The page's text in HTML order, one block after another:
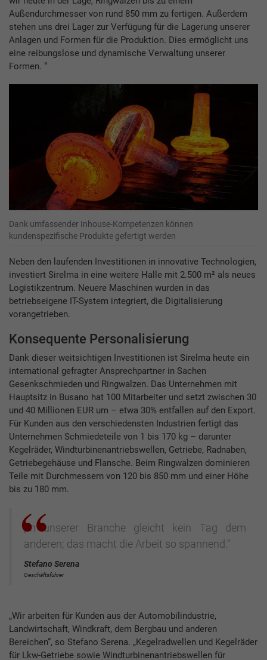
Außendurchmesser von rund 850 mm zu fertigen. Außerdem
stehen uns drei Lager zur Verfügung für die Lagerung unserer
Anlagen und Formen für die Produktion. Dies ermöglicht uns
eine reibungslose und dynamische Verwaltung unserer
Formen. “
Dank umfassender Inhouse-Kompetenzen können
kundenspezifische Produkte gefertigt werden
Neben den laufenden Investitionen in innovative Technologien,
investiert Sirelma in eine weitere Halle mit 2.500 m² als neues
Logistikzentrum. Neuere Maschinen wurden in das
betriebseigene IT-System integriert, die Digitalisierung
vorangetrieben.
Konsequente Personalisierung
Dank dieser weitsichtigen Investitionen ist Sirelma heute ein
international gefragter Ansprechpartner in Sachen
Gesenkschmieden und Ringwalzen. Das Unternehmen mit
Hauptsitz in Busano hat 100 Mitarbeiter und setzt zwischen 30
und 40 Millionen EUR um – etwa 30% entfallen auf den Export.
Für Kunden aus den verschiedensten Industrien fertigt das
Unternehmen Schmiedeteile von 1 bis 170 kg – darunter
Kegelräder, Windturbinenantriebswellen, Getriebe, Radnaben,
Getriebegehäuse und Flansche. Beim Ringwalzen dominieren
Teile mit Durchmessern von 120 bis 850 mm und einer Höhe
bis zu 180 mm.
„In unserer Branche gleicht kein Tag dem
anderen; das macht die Arbeit so spannend.“
Stefano Serena
Geschäftsführer
„Wir arbeiten für Kunden aus der Automobilindustrie,
Landwirtschaft, Windkraft, dem Bergbau und anderen
Bereichen“, so Stefano Serena. „Kegelradwellen und Kegelräder
für Lkw-Getriebe sowie Windturbinenantriebswellen für